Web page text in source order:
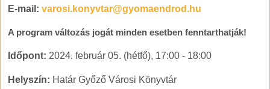
E-mail: varosi.konyvtar@gyomaendrod.hu
A program változás jogát minden esetben fenntarthatják!
Időpont: 2024. február 05. (hétfő), 17:00 - 18:00
Helyszín: Határ Győző Városi Könyvtár